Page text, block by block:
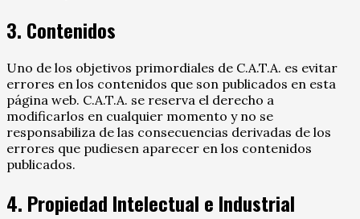
3. Contenidos
Uno de los objetivos primordiales de C.A.T.A. es evitar
errores en los contenidos que son publicados en esta
página web. C.A.T.A. se reserva el derecho a
modificarlos en cualquier momento y no se
responsabiliza de las consecuencias derivadas de los
errores que pudiesen aparecer en los contenidos
publicados.
4. Propiedad Intelectual e Industrial